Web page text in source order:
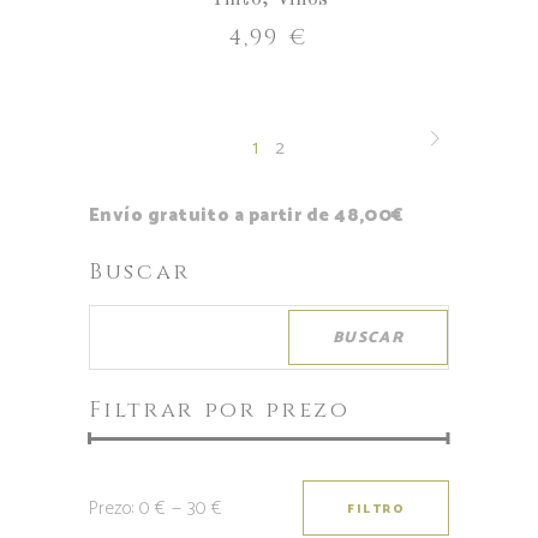
4,99 €
1 2
Envío gratuito a partir de 48,00€
Buscar
BUSCAR
Filtrar por prezo
FILTRO
Prezo:0 € — 30 €